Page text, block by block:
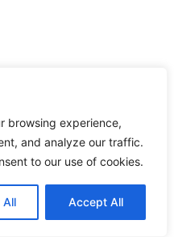
browsing experience,
and analyze our traffic.
to our use of cookies.
All Accept All